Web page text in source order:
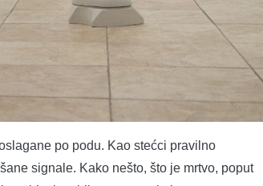
po podu. Kao stećci pravilno
signale. Kako nešto, što je mrtvo, poput